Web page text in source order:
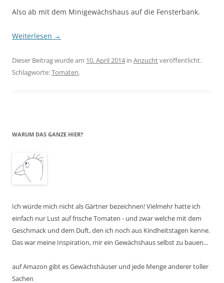
Also ab mit dem Minigewächshaus auf die Fensterbank.
Weiterlesen →
Dieser Beitrag wurde am 10. April 2014in Anzuchtveröffentlicht.
Schlagworte:Tomaten.
WARUM DAS GANZE HIER?
Ich würde mich nicht als Gärtner bezeichnen! Vielmehr hatte ich
einfach nur Lust auf frische Tomaten - und zwar welche mit dem
Geschmack und dem Duft, den ich noch aus Kindheitstagen kenne.
Das war meine Inspiration, mir ein Gewächshaus selbst zu bauen...
auf Amazon gibt es Gewächshäuser und jede Menge anderer toller
Sachen